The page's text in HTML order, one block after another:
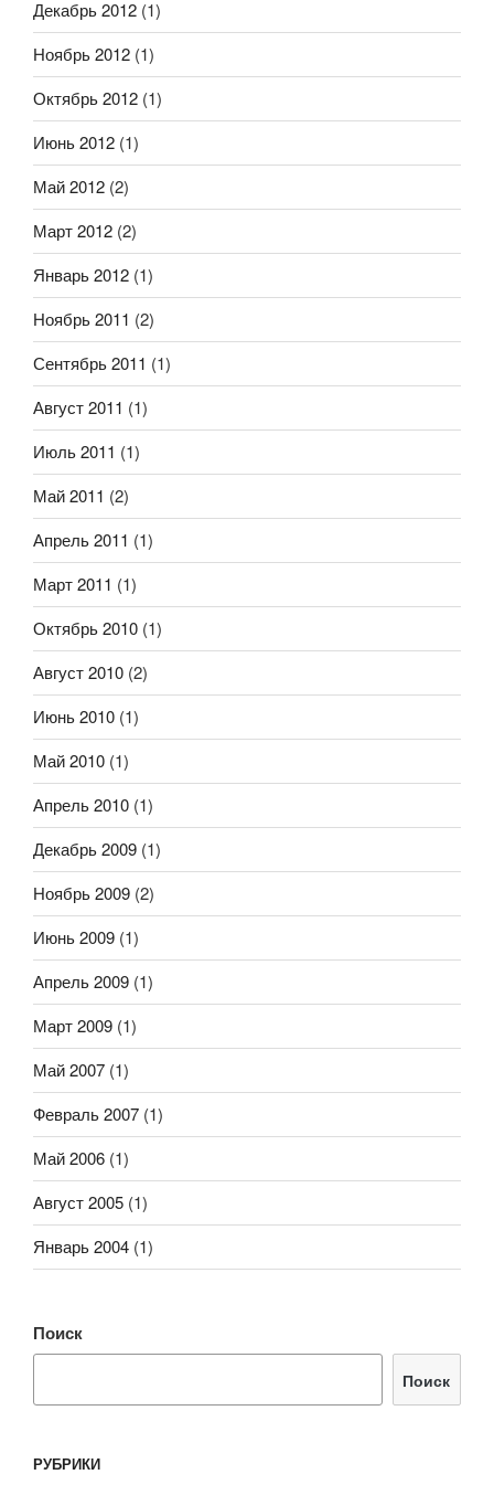
Декабрь 2012 (1)
Ноябрь 2012 (1)
Октябрь 2012 (1)
Июнь 2012 (1)
Май 2012 (2)
Март 2012 (2)
Январь 2012 (1)
Ноябрь 2011 (2)
Сентябрь 2011 (1)
Август 2011 (1)
Июль 2011 (1)
Май 2011 (2)
Апрель 2011 (1)
Март 2011 (1)
Октябрь 2010 (1)
Август 2010 (2)
Июнь 2010 (1)
Май 2010 (1)
Апрель 2010 (1)
Декабрь 2009 (1)
Ноябрь 2009 (2)
Июнь 2009 (1)
Апрель 2009 (1)
Март 2009 (1)
Май 2007 (1)
Февраль 2007 (1)
Май 2006 (1)
Август 2005 (1)
Январь 2004 (1)
Поиск
Поиск
РУБРИКИ